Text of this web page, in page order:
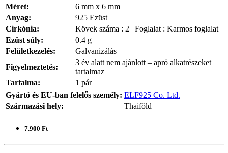
Méret:
6 mm x 6 mm
Anyag:
925 Ezüst
Cirkónia:
Kövek száma : 2 | Foglalat : Karmos foglalat
Ezüst súly:
0.4 g
Felületkezelés:
Galvanizálás
Figyelmeztetés:
3 év alatt nem ajánlott – apró alkatrészeket
tartalmaz
Tartalma:
1 pár
Gyártó és EU-ban felelős személy: ELF925 Co. Ltd.
Származási hely:
Thaiföld
7.900 Ft